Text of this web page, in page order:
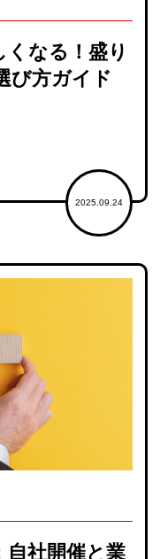
なる！盛り
び方ガイド
2025.09.24
自社開催と業